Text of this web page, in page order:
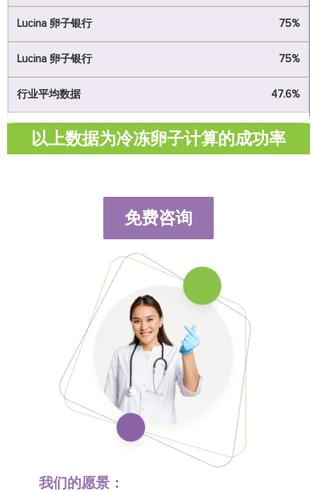
75%
75%
47.6%
以上数据为冷冻卵子计算的成功率
免费咨询
我们的愿景：